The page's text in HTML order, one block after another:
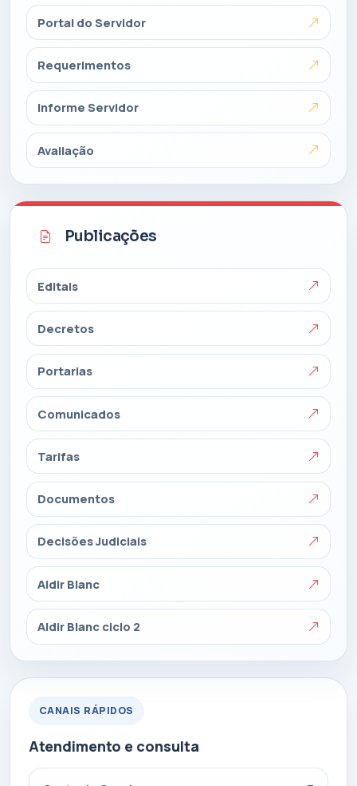
Portal do Servidor
Requerimentos
Informe Servidor
Avaliação
Publicações
Editais
Decretos
Portarias
Comunicados
Tarifas
Documentos
Decisões Judiciais
Aldir Blanc
Aldir Blanc ciclo 2
CANAIS RÁPIDOS
Atendimento e consulta